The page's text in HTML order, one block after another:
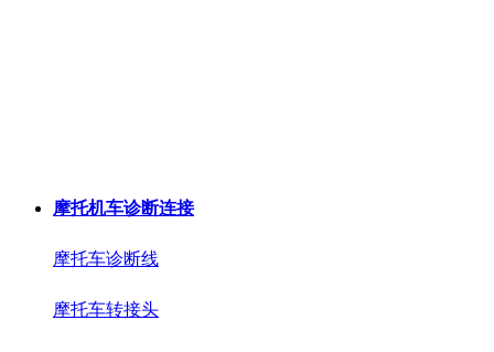
摩托机车诊断连接
摩托车诊断线
摩托车转接头